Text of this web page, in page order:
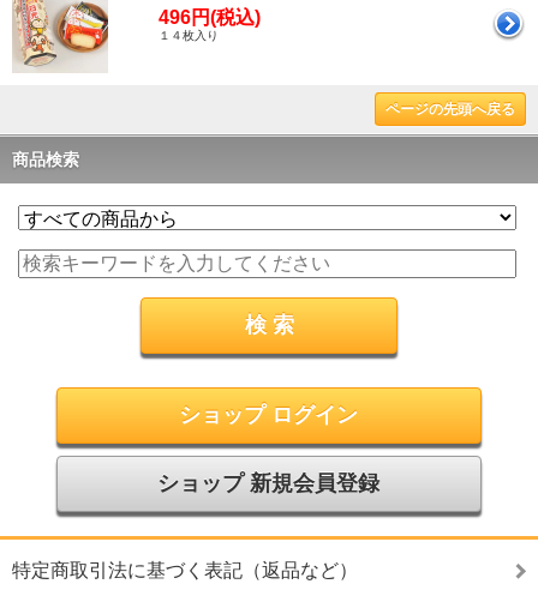
496円(税込)
１４枚入り
ページの先頭へ戻る
商品検索
ショップ ログイン
ショップ 新規会員登録
特定商取引法に基づく表記（返品など）